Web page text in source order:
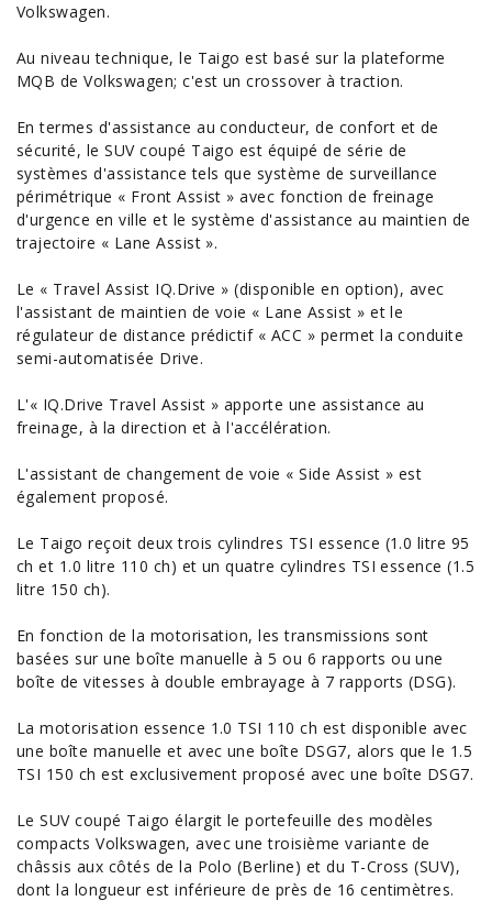
Volkswagen.
Au niveau technique, le Taigo est basé sur la plateforme
MQB de Volkswagen; c'est un crossover à traction.
En termes d'assistance au conducteur, de confort et de
sécurité, le SUV coupé Taigo est équipé de série de
systèmes d'assistance tels que système de surveillance
périmétrique « Front Assist » avec fonction de freinage
d'urgence en ville et le système d'assistance au maintien de
trajectoire « Lane Assist ».
Le « Travel Assist IQ.Drive » (disponible en option), avec
l'assistant de maintien de voie « Lane Assist » et le
régulateur de distance prédictif « ACC » permet laconduite
semi-automatisée Drive.
L'« IQ.Drive Travel Assist » apporte une assistance au
freinage, à la direction et à l'accélération.
L'assistant de changement de voie « Side Assist » est
également proposé.
Le Taigo reçoit deux trois cylindres TSI essence (1.0 litre 95
ch et 1.0 litre 110 ch) et un quatre cylindres TSI essence (1.5
litre 150 ch).
En fonction de la motorisation, les transmissions sont
basées sur une boîte manuelle à 5 ou 6 rapports ou une
boîte de vitesses à double embrayage à 7 rapports (DSG).
La motorisation essence 1.0 TSI 110 ch est disponible avec
une boîte manuelle et avec une boîte DSG7, alors que le 1.5
TSI 150 ch est exclusivement proposé avec une boîte DSG7.
Le SUV coupé Taigo élargit le portefeuille des modèles
compacts Volkswagen, avec une troisième variante de
châssis aux côtés de la Polo (Berline) et du T-Cross (SUV),
dont la longueur est inférieure de près de 16 centimètres.